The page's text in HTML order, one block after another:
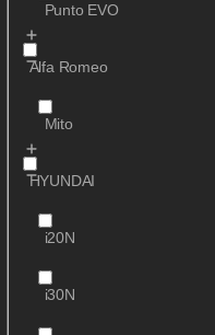
Punto EVO
Alfa Romeo
Mito
HYUNDAI
i20N
i30N